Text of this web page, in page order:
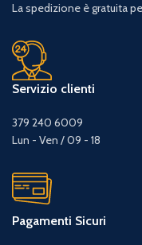
La spedizione è gratuita
Servizio clienti
379 240 6009
Lun - Ven / 09 - 18
Pagamenti Sicuri